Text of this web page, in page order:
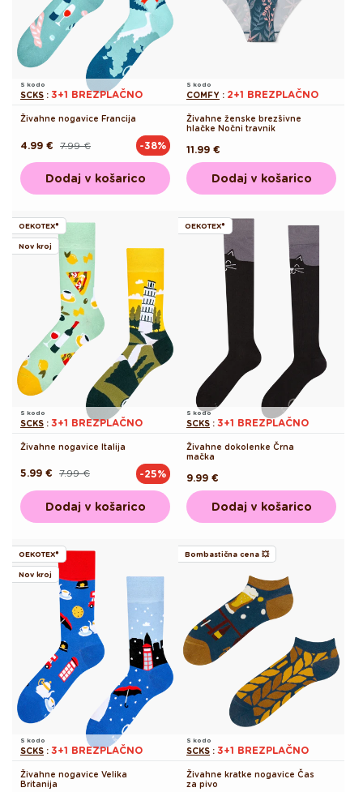
S kodo
SCKS : 3+1 BREZPLAČNO
Živahne nogavice Francija
Redna 7.99 €
Akcijska
4.99 € -38%
Dodaj v košarico
S kodo
COMFY : 2+1 BREZPLAČNO
Živahne ženske brezšivne
hlačke Nočni travnik
Redna
cena
11.99 €
Dodaj v košarico
OEKOTEX®
Nov kroj
S kodo
SCKS : 3+1 BREZPLAČNO
Živahne nogavice Italija
Redna 7.99 €
Akcijska
5.99 € -25%
Dodaj v košarico
OEKOTEX®
S kodo
SCKS : 3+1 BREZPLAČNO
Živahne dokolenke Črna
mačka
Redna
cena
9.99 €
Dodaj v košarico
OEKOTEX®
Nov kroj
S kodo
SCKS : 3+1 BREZPLAČNO
Živahne nogavice Velika
Britanija
Bombastična cena 💥
S kodo
SCKS : 3+1 BREZPLAČNO
Živahne kratke nogavice Čas
za pivo